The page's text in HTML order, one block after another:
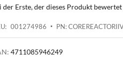
001274986 PN:
der Erste, der dieses Produkt bewertet
4711085946249